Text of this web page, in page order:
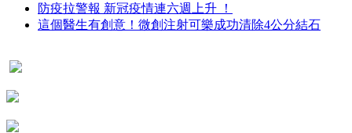
防疫拉警報 新冠疫情連六週上升 ！
這個醫生有創意！微創注射可樂成功清除4公分結石